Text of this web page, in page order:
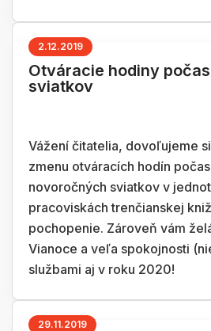
2.12.2019
Otváracie hodiny
sviatkov
Vážení čitatelia, dovoľujeme
zmenu otváracích hodín
novoročných sviatkov v
pracoviskách trenčianskej
pochopenie. Zároveň vám
Vianoce a veľa spokojnosti
službami aj v roku 2020!
29.11.2019